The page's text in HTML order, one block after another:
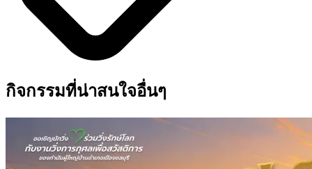
กิจกรรมที่น่าสนใจอื่นๆ